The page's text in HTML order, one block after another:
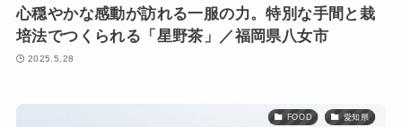
心穏やかな感動が訪れる一服の力。特別な手間と栽
培法でつくられる「星野茶」／福岡県八女市
2025.5.28
FOOD 愛知県